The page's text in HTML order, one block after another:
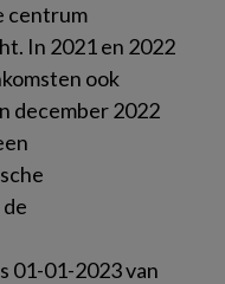
centrum
In 2021 en 2022
ook
december 2022
01-01-2023 van